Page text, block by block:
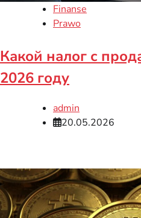
Finanse
Prawo
Какой налог с
2026 году
admin
20.05.2026